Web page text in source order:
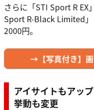
さらに「STI Sport R EX
Sport R-Black Limited
2000円。
→【写真付き】
アイサイトもアッ
挙動も変更